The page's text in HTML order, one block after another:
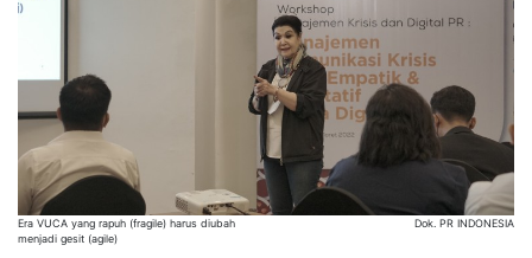
Era VUCA yang rapuh (fragile) harus diubah
menjadi gesit (agile)
Dok. PR INDONESIA